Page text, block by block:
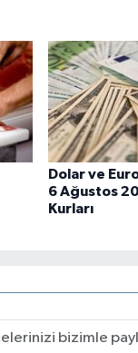
Dolar ve
6 Ağustos
Kurları